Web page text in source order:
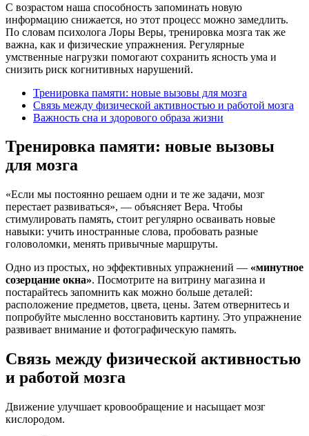
С возрастом наша способность запоминать новую
информацию снижается, но этот процесс можно замедлить.
По словам психолога Лоры Веры, тренировка мозга так же
важна, как и физические упражнения. Регулярные
умственные нагрузки помогают сохранить ясность ума и
снизить риск когнитивных нарушений.
Тренировка памяти: новые вызовы для мозга
Связь между физической активностью и работой мозга
Важность сна и здорового образа жизни
Тренировка памяти: новые вызовы
для мозга
«Если мы постоянно решаем одни и те же задачи, мозг
перестает развиваться», — объясняет Вера. Чтобы
стимулировать память, стоит регулярно осваивать новые
навыки: учить иностранные слова, пробовать разные
головоломки, менять привычные маршруты.
Одно из простых, но эффективных упражнений — «минутное
созерцание окна». Посмотрите на витрину магазина и
постарайтесь запомнить как можно больше деталей:
расположение предметов, цвета, цены. Затем отвернитесь и
попробуйте мысленно восстановить картину. Это упражнение
развивает внимание и фотографическую память.
Связь между физической активностью
и работой мозга
Движение улучшает кровообращение и насыщает мозг
кислородом.